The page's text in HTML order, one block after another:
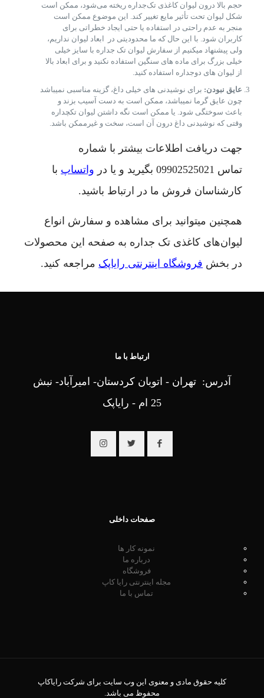
حجم بالا درون لیوان کاغذی تک‌جداره ریخته می‌شود، ممکن است
شکل لیوان تحت تأثیر مایع تغییر کند. این موضوع ممکن است
منجر به عدم راحتی در استفاده یا حتی ایجاد خطراتی برای
کاربران شود. با این حال که ما محدودیتی در ابعاد لیوان نداریم،
ولی پیشنهاد میکنیم از سفارش لیوان تک جداره با سایز خیلی
خیلی بزرگ برای ماده های سنگین استفاده نکنید و برای ابعاد بالا
از لیوان های دوجداره استفاده کنید.
عایق نبودن: برای نوشیدنی های خیلی داغ، گزینه مناسبی نمیباشد
چون عایق گرما نمیباشد، ممکن است به دست آسیب بزند و
باعث سوختگی شود. یا ممکن است نگه داشتن لیوان تکچداره
وقتی که نوشیدنی داغ درون آن است، سخت و غیرممکن باشد.
جهت دریافت اطلاعات بیشتر با شماره
تماس 09902525021بگیرید و یا در واتساپ با
کارشناسان فروش ما در ارتباط باشید.
همچنین میتوانید برای مشاهده و سفارش انواع
لیوان‌های کاغذی تک جداره به صفحه این محصولات
در بخش فروشگاه اینترنتی رایاپک مراجعه کنید.
ارتباط با ما
آدرس: تهران - اتوبان کردستان- امیرآباد- نبش
25 ام - رایاپک
صفحات داخلی
نمونه کار ها
درباره ما
فروشگاه
مجله اینترنتی رایا کاپ
تماس با ما
کلیه حقوق مادی و معنوی این وب سایت برای شرکت رایاکاپ
محفوظ می باشد.